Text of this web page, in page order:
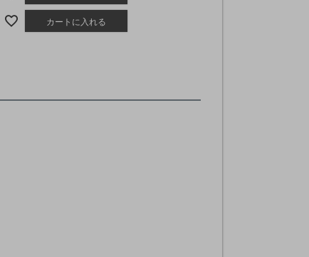
カートに入れる